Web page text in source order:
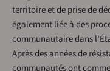
territoire et de prise de
également liée à des
communautaire dans
Après des années de
communautés ont